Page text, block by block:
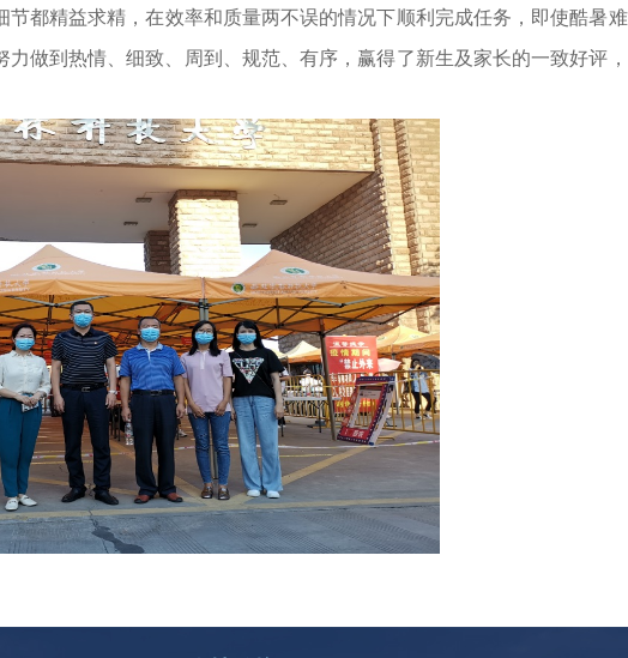
节都精益求精，在效率和质量两不误的情况下顺利 完成任务 ， 即使酷暑
做到热情、细致、周到、规范、有序，赢得了新生及家长的一致好评 ，